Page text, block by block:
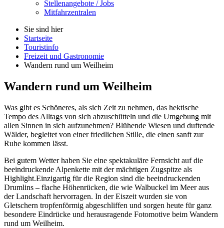
Stellenangebote / Jobs
Mitfahrzentralen
Sie sind hier
Startseite
Touristinfo
Freizeit und Gastronomie
Wandern rund um Weilheim
Wandern rund um Weilheim
Was gibt es Schöneres, als sich Zeit zu nehmen, das hektische
Tempo des Alltags von sich abzuschütteln und die Umgebung mit
allen Sinnen in sich aufzunehmen? Blühende Wiesen und duftende
Wälder, begleitet von einer friedlichen Stille, die einen sanft zur
Ruhe kommen lässt.
Bei gutem Wetter haben Sie eine spektakuläre Fernsicht auf die
beeindruckende Alpenkette mit der mächtigen Zugspitze als
Highlight.Einzigartig für die Region sind die beeindruckenden
Drumlins – flache Höhenrücken, die wie Walbuckel im Meer aus
der Landschaft hervorragen. In der Eiszeit wurden sie von
Gletschern tropfenförmig abgeschliffen und sorgen heute für ganz
besondere Eindrücke und herausragende Fotomotive beim Wandern
rund um Weilheim.